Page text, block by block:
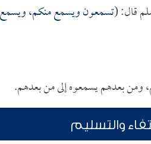
قال: (تسمعون ويسمع منكم،
ومن بعدهم يسمعوه إلى من بعدهم.
والتسليم